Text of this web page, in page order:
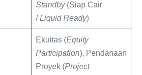
Standby(Siap Cair
/Liquid Ready)
Ekuitas (Equity
Participation), Pendanaan
Proyek (Project